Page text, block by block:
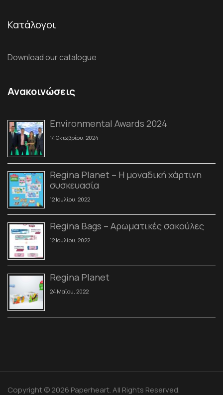
Κατάλογοι
Download our catalogue
Ανακοινώσεις
Environmental Awards 2024
14 Οκτωβρίου, 2024
Regina Planet – Η μοναδική χάρτινη
συσκευασία
12 Ιουλίου, 2022
Regina Bags – Αρωματικές σακούλες
12 Ιουλίου, 2022
Regina Planet
24 Μαΐου, 2022
Copyright © 2026 Paperheart. All Rights Reserved.